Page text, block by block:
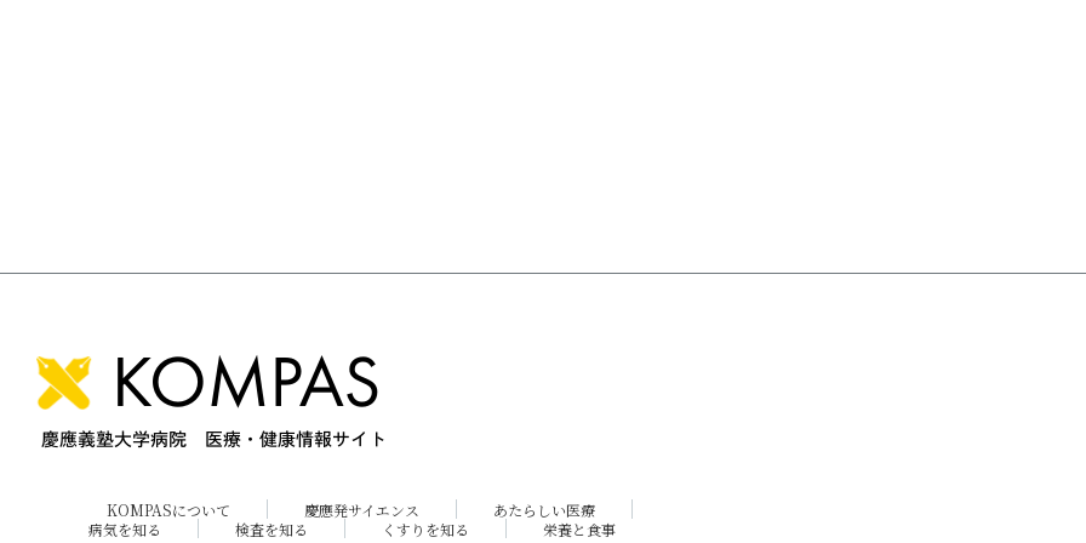
KOMPASについて 慶應発サイエンス
あたらしい医療
病気を知る
検査を知る くすりを知る 栄養と食事